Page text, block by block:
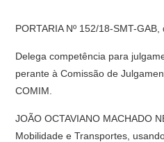
PORTARIA Nº 152/18-SMT-
Delega competência para
perante à Comissão de
COMIM.
JOÃO OCTAVIANO MACHADO
Mobilidade e Transportes,